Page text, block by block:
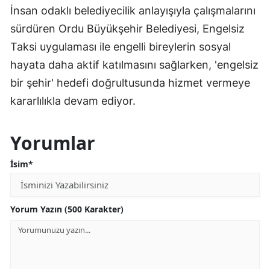
İnsan odaklı belediyecilik anlayışıyla çalışmalarını
sürdüren Ordu Büyükşehir Belediyesi, Engelsiz
Taksi uygulaması ile engelli bireylerin sosyal
hayata daha aktif katılmasını sağlarken, 'engelsiz
bir şehir' hedefi doğrultusunda hizmet vermeye
kararlılıkla devam ediyor.
Yorumlar
İsim*
Yorum Yazın (500 Karakter)